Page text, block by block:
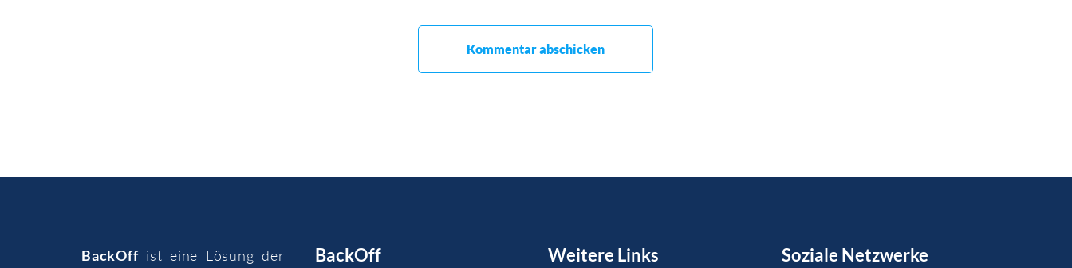
BackOffist eine Lösung der BackOff Weitere Links Soziale Netzwerke